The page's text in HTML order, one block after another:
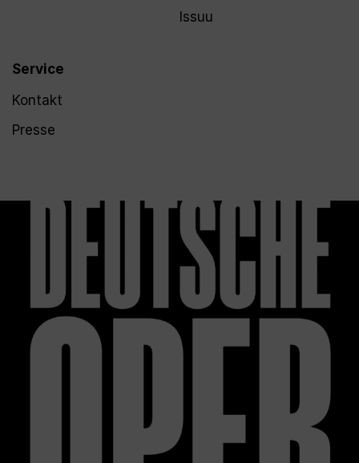
Service
Kontakt
Presse
Issuu